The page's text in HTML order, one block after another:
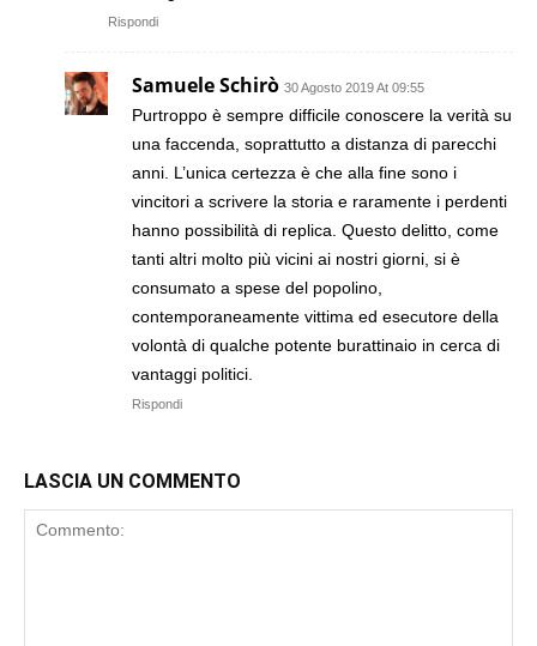
Rispondi
Samuele Schirò 30 Agosto 2019 At 09:55
Purtroppo è sempre difficile conoscere la verità su
una faccenda, soprattutto a distanza di parecchi
anni. L’unica certezza è che alla fine sono i
vincitori a scrivere la storia e raramente i perdenti
hanno possibilità di replica. Questo delitto, come
tanti altri molto più vicini ai nostri giorni, si è
consumato a spese del popolino,
contemporaneamente vittima ed esecutore della
volontà di qualche potente burattinaio in cerca di
vantaggi politici.
Rispondi
LASCIA UN COMMENTO